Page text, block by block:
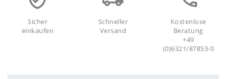
Sicher
einkaufen
Schneller
Versand
Kostenlose
Beratung
+49
(0)6321/87853-0